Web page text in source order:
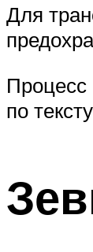
Для
Процесс
по